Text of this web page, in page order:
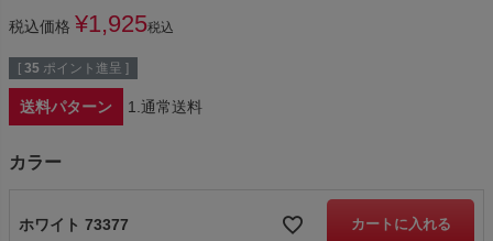
税込価格 ¥1,925税込
[ 35 ポイント進呈 ]
送料パターン 1.通常送料
カラー
ホワイト 73377 カートに入れる